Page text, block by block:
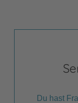
Du hast